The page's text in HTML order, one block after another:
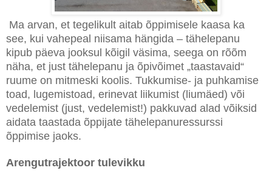
Ma arvan, et tegelikult aitab õppimisele kaasa ka
see, kui vahepeal niisama hängida – tähelepanu
kipub päeva jooksul kõigil väsima, seega on rõõm
näha, et just tähelepanu ja õpivõimet „taastavaid“
ruume on mitmeski koolis. Tukkumise- ja puhkamise
toad, lugemistoad, erinevat liikumist (liumäed) või
vedelemist (just, vedelemist!) pakkuvad alad võiksid
aidata taastada õppijate tähelepanuressurssi
õppimise jaoks.
Arengutrajektoor tulevikku